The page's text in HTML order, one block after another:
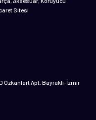
Sitesi
Özkanlart Apt. Bayraklı-İzmir